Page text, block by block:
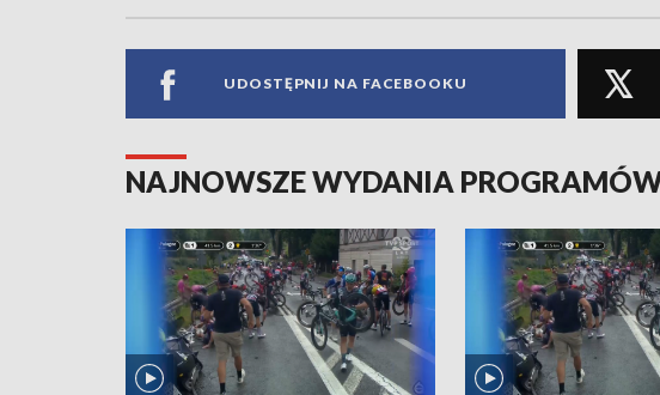
UDOSTĘPNIJ NA FACEBOOKU
NAJNOWSZE WYDANIA